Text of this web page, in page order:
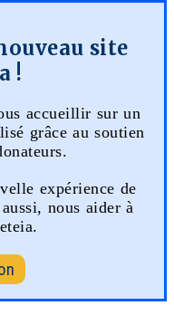
site
!
accueillir sur un
grâce au soutien
expérience de
nous aider à